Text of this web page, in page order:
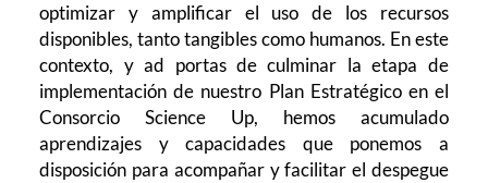
optimizar y amplificar el uso de los recursos
disponibles, tanto tangibles como humanos. En este
contexto, y ad portas de culminar la etapa de
implementación de nuestro Plan Estratégico en el
Consorcio Science Up, hemos acumulado
aprendizajes y capacidades que ponemos a
disposición para acompañar y facilitar el despegue